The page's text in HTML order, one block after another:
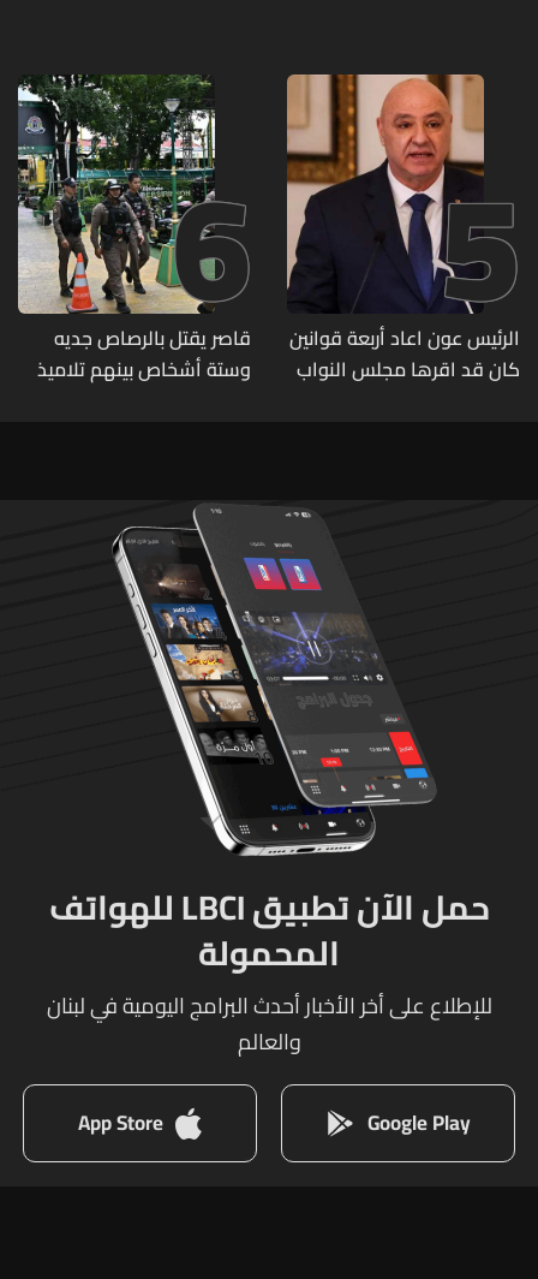
وقع ضحيّة أعماله؟
5
الرئيس عون اعاد أربعة قوانين
كان قد اقرها مجلس النواب
6
قاصر يقتل بالرصاص جديه
وستة أشخاص بينهم تلاميذ
حمل الآن تطبيق LBCI للهواتف
المحمولة
للإطلاع على أخر الأخبار أحدث البرامج اليومية في لبنان
والعالم
Google Play
App Store